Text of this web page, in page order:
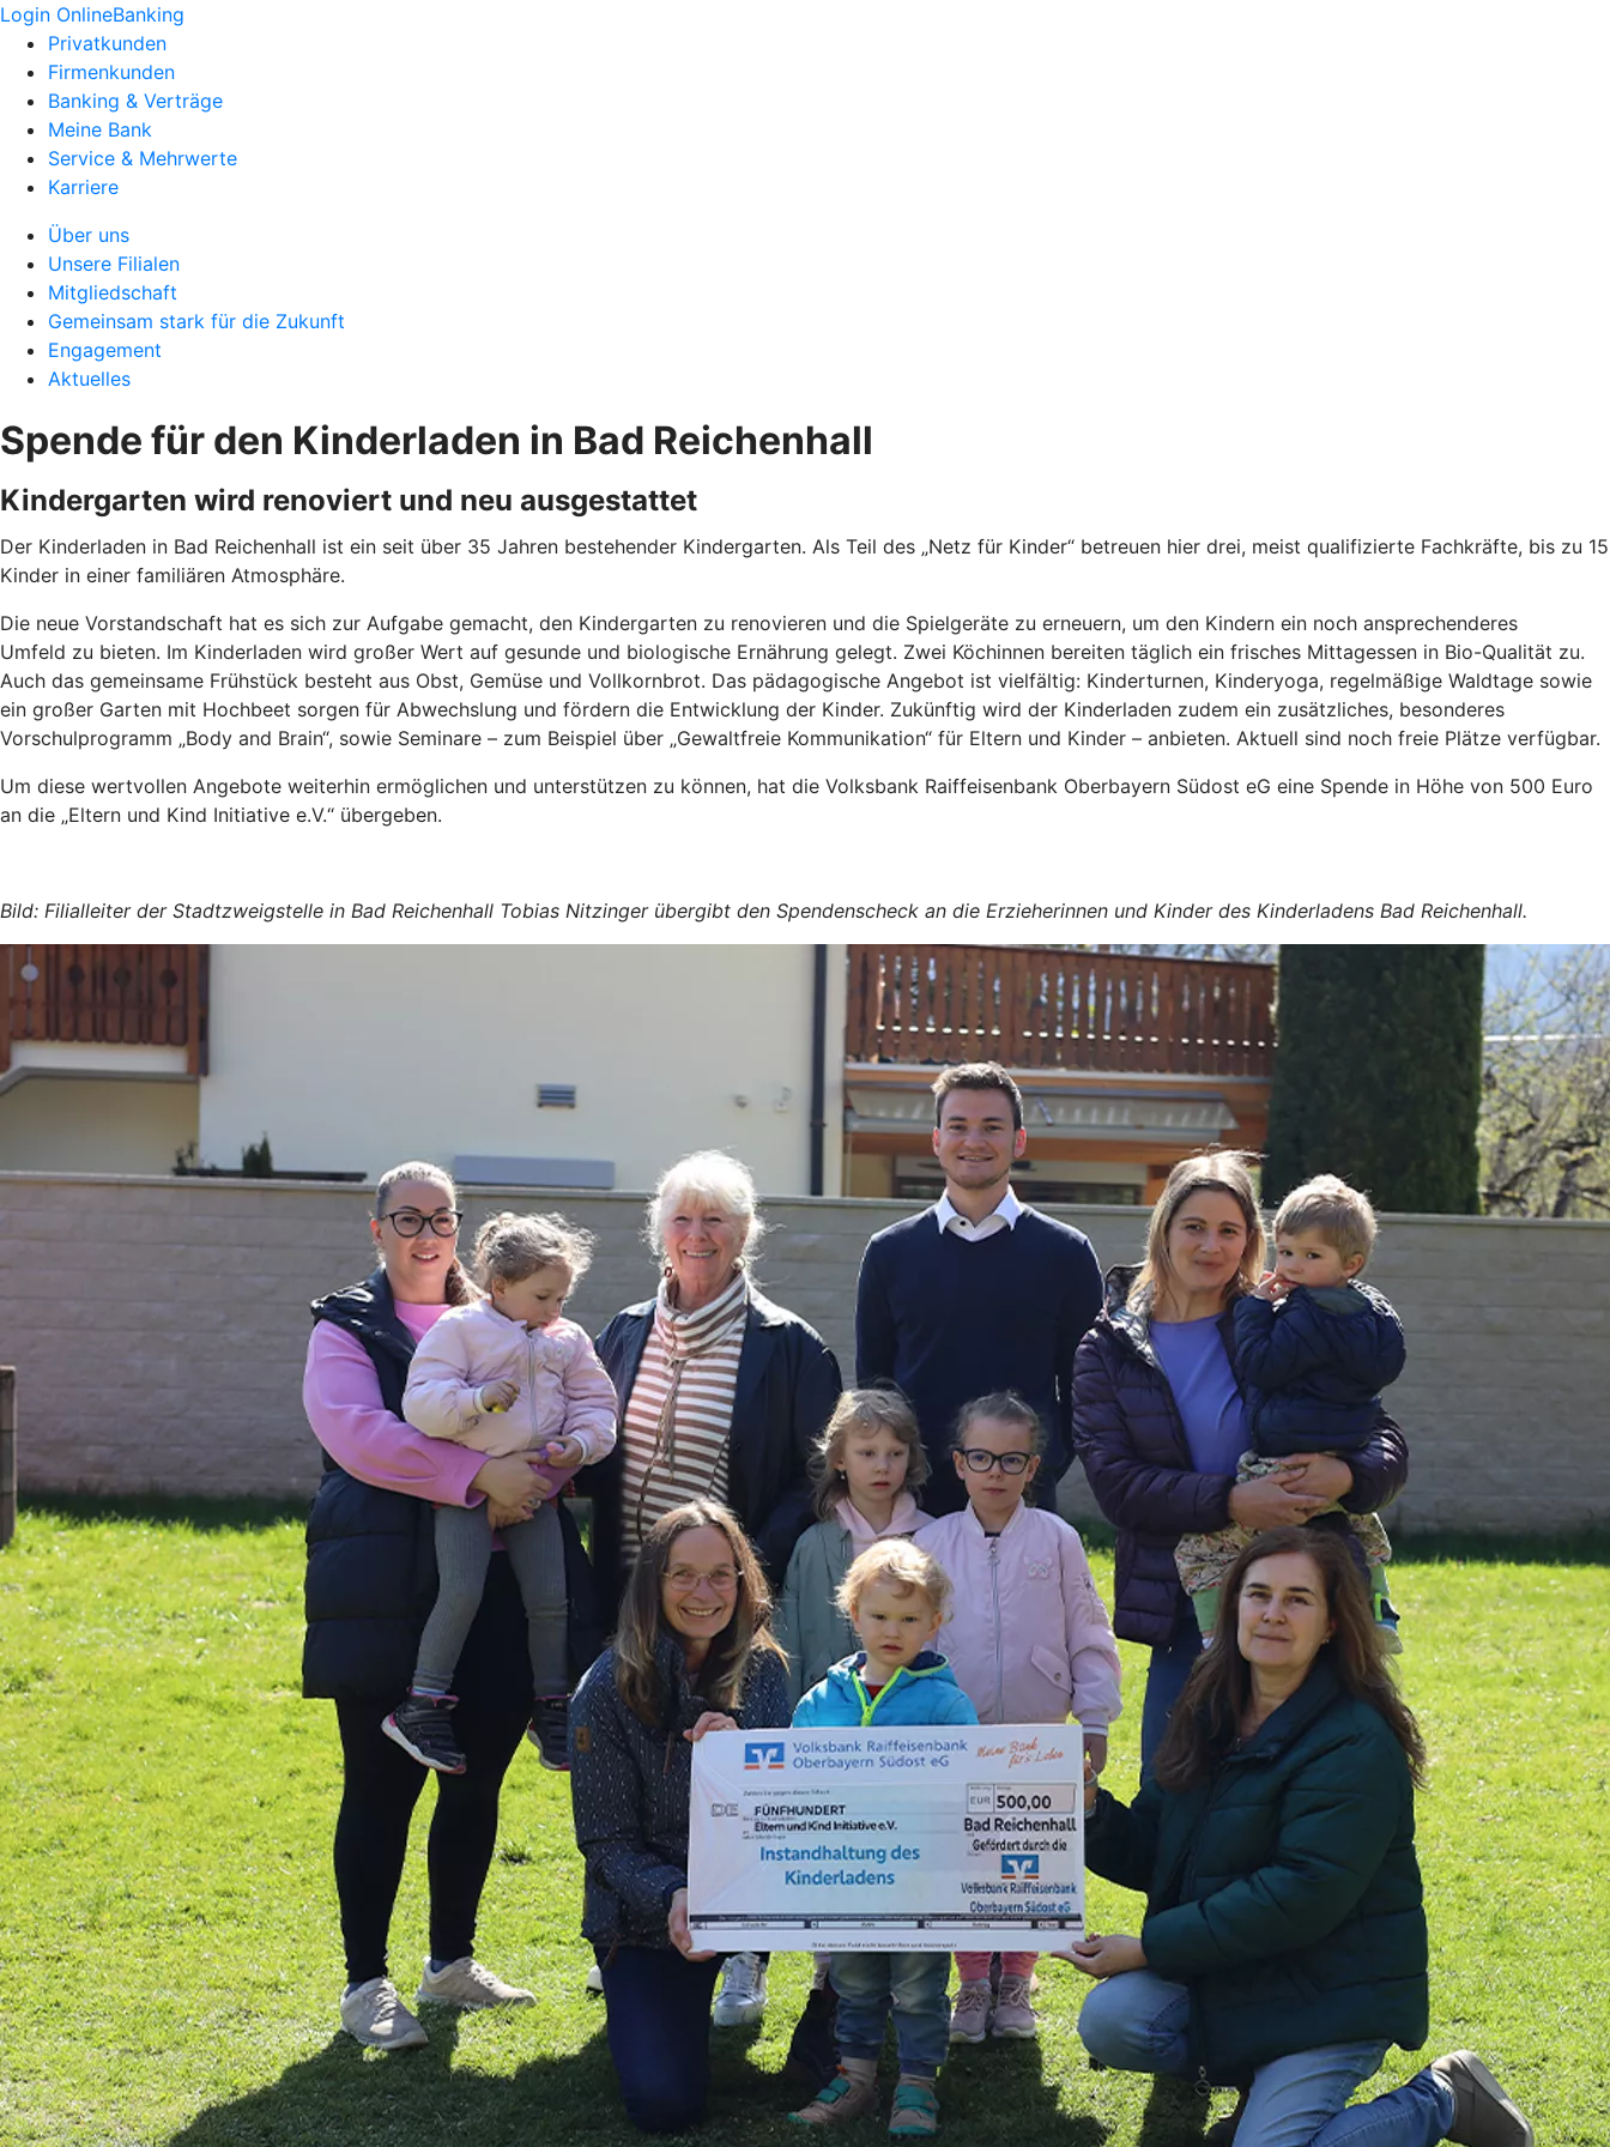
Login OnlineBanking
Privatkunden
Firmenkunden
Banking & Verträge
Meine Bank
Service & Mehrwerte
Karriere
Über uns
Unsere Filialen
Mitgliedschaft
Gemeinsam stark für die Zukunft
Engagement
Aktuelles
Spende für den Kinderladen in Bad Reichenhall
Kindergarten wird renoviert und neu ausgestattet
Der Kinderladen in Bad Reichenhall ist ein seit über 35 Jahren bestehender Kindergarten. Als Teil des „Netz für Kinder“ betreuen hier drei, meist qualifizierte Fachkräfte, bis zu 15
Kinder in einer familiären Atmosphäre.
Die neue Vorstandschaft hat es sich zur Aufgabe gemacht, den Kindergarten zu renovieren und die Spielgeräte zu erneuern, um den Kindern ein noch ansprechenderes
Umfeld zu bieten. Im Kinderladen wird großer Wert auf gesunde und biologische Ernährung gelegt. Zwei Köchinnen bereiten täglich ein frisches Mittagessen in Bio-Qualität zu.
Auch das gemeinsame Frühstück besteht aus Obst, Gemüse und Vollkornbrot. Das pädagogische Angebot ist vielfältig: Kinderturnen, Kinderyoga, regelmäßige Waldtage sowie
ein großer Garten mit Hochbeet sorgen für Abwechslung und fördern die Entwicklung der Kinder. Zukünftig wird der Kinderladen zudem ein zusätzliches, besonderes
Vorschulprogramm „Body and Brain“, sowie Seminare – zum Beispiel über „Gewaltfreie Kommunikation“ für Eltern und Kinder – anbieten. Aktuell sind noch freie Plätze verfügbar.
Um diese wertvollen Angebote weiterhin ermöglichen und unterstützen zu können, hat die Volksbank Raiffeisenbank Oberbayern Südost eG eine Spende in Höhe von 500 Euro
an die „Eltern und Kind Initiative e.V.“ übergeben.
Bild: Filialleiter der Stadtzweigstelle in Bad Reichenhall Tobias Nitzinger übergibt den Spendenscheck an die Erzieherinnen und Kinder des Kinderladens Bad Reichenhall.